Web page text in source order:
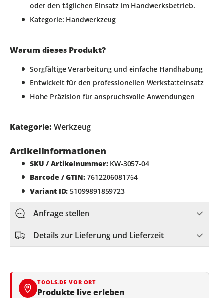
oder den täglichen Einsatz im Handwerksbetrieb.
Kategorie: Handwerkzeug
Warum dieses Produkt?
Sorgfältige Verarbeitung und einfache Handhabung
Entwickelt für den professionellen Werkstatteinsatz
Hohe Präzision für anspruchsvolle Anwendungen
Kategorie: Werkzeug
Artikelinformationen
SKU / Artikelnummer: KW-3057-04
Barcode / GTIN: 7612206081764
Variant ID: 51099891859723
Anfrage stellen
Details zur Lieferung und Lieferzeit
TOOLS.DE VOR ORT
Produkte live erleben